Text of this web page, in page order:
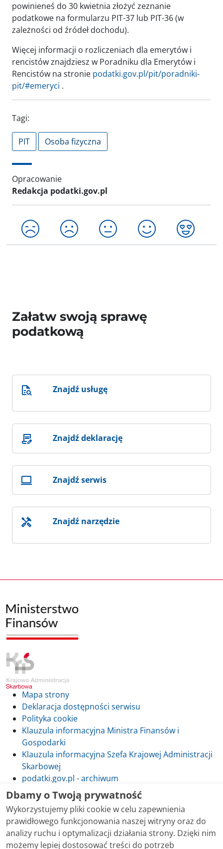
powinieneś do 30 kwietnia złożyć zeznanie
podatkowe na formularzu PIT-37 lub PIT-36 (w
zależności od źródeł dochodu).
Więcej informacji o rozliczeniach dla emerytów i
rencistów znajdziesz w Poradniku dla Emerytów i
Rencistów na stronie podatki.gov.pl/pit/poradniki-
pit/#emeryci .
Tagi:
PIT Osoba fizyczna
Opracowanie
Redakcja podatki.gov.pl
Załatw swoją sprawę
podatkową
Znajdź usługę
Znajdź deklarację
Znajdź serwis
Znajdź narzędzie
Mapa strony
Deklaracja dostępności serwisu
Polityka cookie
Klauzula informacyjna Ministra Finansów i
Gospodarki
Klauzula informacyjna Szefa Krajowej Administracji
Skarbowej
podatki.gov.pl - archiwum
Skontaktuj się z nami
Dbamy o Twoją prywatność
Wykorzystujemy pliki cookie w celu zapewnienia
prawidłowego funkcjonowania naszej witryny oraz do
analizy ruchu i optymalizacji działania strony. Dzięki nim
możemy lepiej dostosować treści do potrzeb